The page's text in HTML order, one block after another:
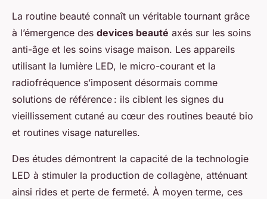
La routine beauté connaît un véritable tournant grâce
à l’émergence des devices beauté axés sur les soins
anti-âge et les soins visage maison. Les appareils
utilisant la lumière LED, le micro-courant et la
radiofréquence s’imposent désormais comme
solutions de référence : ils ciblent les signes du
vieillissement cutané au cœur des routines beauté bio
et routines visage naturelles.
Des études démontrent la capacité de la technologie
LED à stimuler la production de collagène, atténuant
ainsi rides et perte de fermeté. À moyen terme, ces